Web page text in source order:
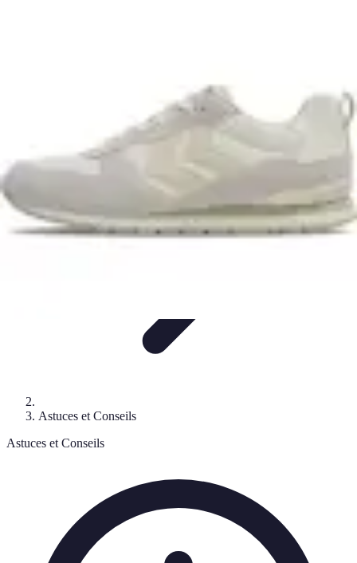
Astuces et Conseils
Astuces et Conseils